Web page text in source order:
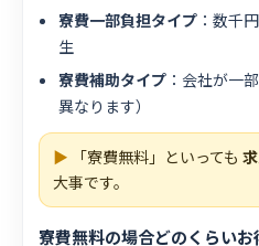
寮費一部負担タイプ ：数千
生
寮費補助タイプ ：会社が一
異なります）
▶ 「寮費無料」といっても
大事です。
寮費無料の場合どのくらいお